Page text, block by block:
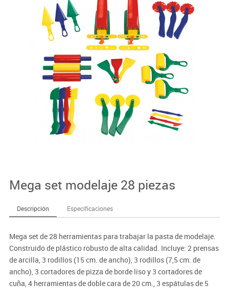
Mega set modelaje 28 piezas
Descripción Especificaciones
Mega set de 28 herramientas para trabajar la pasta de modelaje.
Construido de plástico robusto de alta calidad. Incluye: 2 prensas
de arcilla, 3 rodillos (15 cm. de ancho), 3 rodillos (7,5 cm. de
ancho), 3 cortadores de pizza de borde liso y 3 cortadores de
cuña, 4 herramientas de doble cara de 20 cm., 3 espátulas de 5